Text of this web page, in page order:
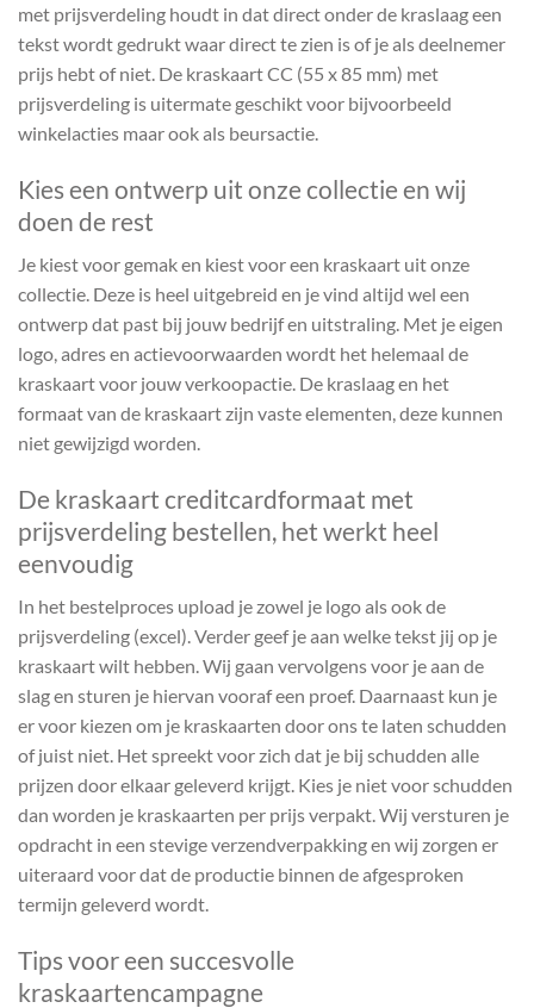
met prijsverdeling houdt in dat direct onder de kraslaag een
tekst wordt gedrukt waar direct te zien is of je als deelnemer
prijs hebt of niet. De kraskaart CC (55 x 85 mm) met
prijsverdeling is uitermate geschikt voor bijvoorbeeld
winkelacties maar ook als beursactie.
Kies een ontwerp uit onze collectie en wij
doen de rest
Je kiest voor gemak en kiest voor een kraskaart uit onze
collectie. Deze is heel uitgebreid en je vind altijd wel een
ontwerp dat past bij jouw bedrijf en uitstraling. Met je eigen
logo, adres en actievoorwaarden wordt het helemaal de
kraskaart voor jouw verkoopactie. De kraslaag en het
formaat van de kraskaart zijn vaste elementen, deze kunnen
niet gewijzigd worden.
De kraskaart creditcardformaat met
prijsverdeling bestellen, het werkt heel
eenvoudig
In het bestelproces upload je zowel je logo als ook de
prijsverdeling (excel). Verder geef je aan welke tekst jij op je
kraskaart wilt hebben. Wij gaan vervolgens voor je aan de
slag en sturen je hiervan vooraf een proef. Daarnaast kun je
er voor kiezen om je kraskaarten door ons te laten schudden
of juist niet. Het spreekt voor zich dat je bij schudden alle
prijzen door elkaar geleverd krijgt. Kies je niet voor schudden
dan worden je kraskaarten per prijs verpakt. Wij versturen je
opdracht in een stevige verzendverpakking en wij zorgen er
uiteraard voor dat de productie binnen de afgesproken
termijn geleverd wordt.
Tips voor een succesvolle
kraskaartencampagne